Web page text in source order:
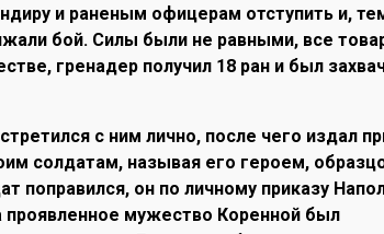
и раненым офицерам отступить и,
бой. Силы были не равными, все
гренадер получил 18 ран и был
с ним лично, после чего издал
солдатам, называя его героем,
поправился, он по личному приказу
мужество Коренной был